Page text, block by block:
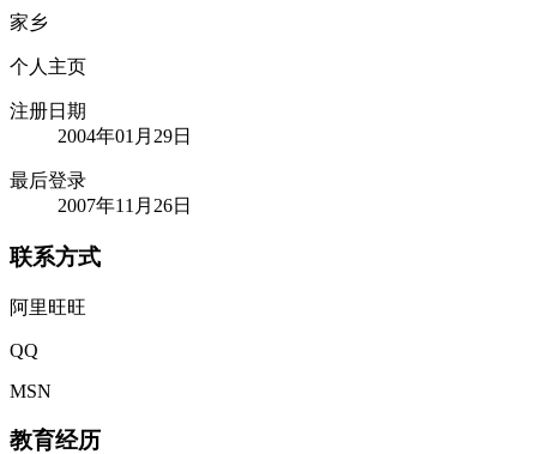
家乡
个人主页
注册日期
2004年01月29日
最后登录
2007年11月26日
联系方式
阿里旺旺
QQ
MSN
教育经历